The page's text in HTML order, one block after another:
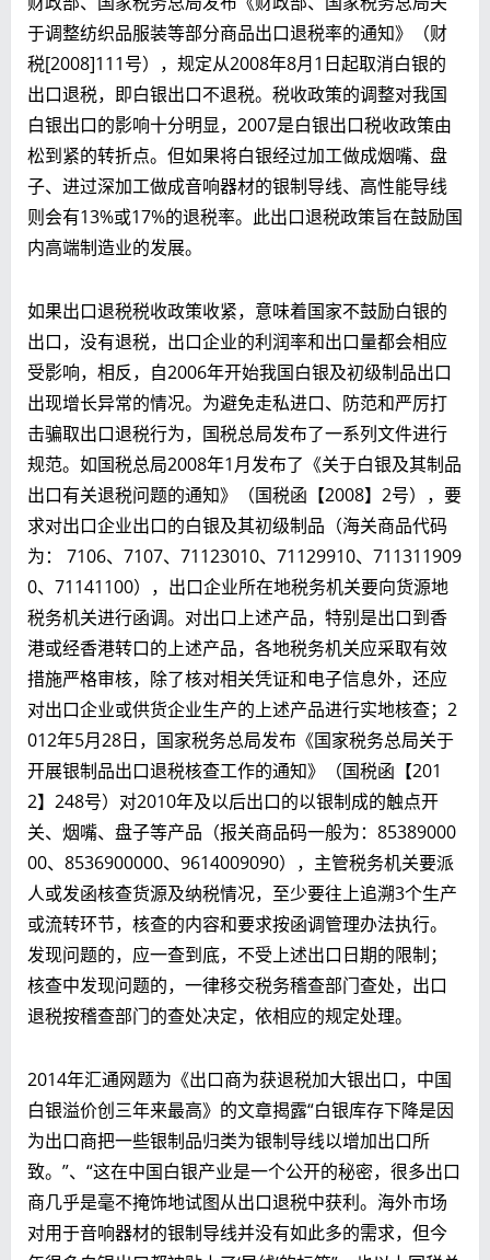
于调整纺织品服装等部分商品出口退税率的通知》（财
税[2008]111号），规定从2008年8月1日起取消白银的
出口退税，即白银出口不退税。税收政策的调整对我国
白银出口的影响十分明显，2007是白银出口税收政策由
松到紧的转折点。但如果将白银经过加工做成烟嘴、盘
子、进过深加工做成音响器材的银制导线、高性能导线
则会有13%或17%的退税率。此出口退税政策旨在鼓励国
内高端制造业的发展。
如果出口退税税收政策收紧，意味着国家不鼓励白银的
出口，没有退税，出口企业的利润率和出口量都会相应
受影响，相反，自2006年开始我国白银及初级制品出口
出现增长异常的情况。为避免走私进口、防范和严厉打
击骗取出口退税行为，国税总局发布了一系列文件进行
规范。如国税总局2008年1月发布了《关于白银及其制品
出口有关退税问题的通知》（国税函【2008】2号），要
求对出口企业出口的白银及其初级制品（海关商品代码
为： 7106、7107、71123010、71129910、711311909
0、71141100），出口企业所在地税务机关要向货源地
税务机关进行函调。对出口上述产品，特别是出口到香
港或经香港转口的上述产品，各地税务机关应采取有效
措施严格审核，除了核对相关凭证和电子信息外，还应
对出口企业或供货企业生产的上述产品进行实地核查；2
012年5月28日，国家税务总局发布《国家税务总局关于
开展银制品出口退税核查工作的通知》（国税函【201
2】248号）对2010年及以后出口的以银制成的触点开
关、烟嘴、盘子等产品（报关商品码一般为：85389000
00、8536900000、9614009090），主管税务机关要派
人或发函核查货源及纳税情况，至少要往上追溯3个生产
或流转环节，核查的内容和要求按函调管理办法执行。
发现问题的，应一查到底，不受上述出口日期的限制；
核查中发现问题的，一律移交税务稽查部门查处，出口
退税按稽查部门的查处决定，依相应的规定处理。
2014年汇通网题为《出口商为获退税加大银出口，中国
白银溢价创三年来最高》的文章揭露“白银库存下降是因
为出口商把一些银制品归类为银制导线以增加出口所
致。”、“这在中国白银产业是一个公开的秘密，很多出口
商几乎是毫不掩饰地试图从出口退税中获利。海外市场
对用于音响器材的银制导线并没有如此多的需求，但今